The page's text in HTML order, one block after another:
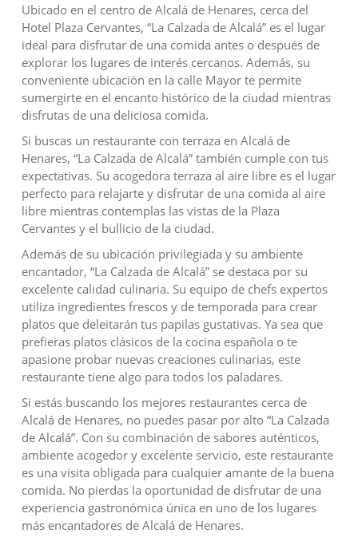
Ubicado en el centro de Alcalá de Henares, cerca del
Hotel Plaza Cervantes, “La Calzada de Alcalá” es el lugar
ideal para disfrutar de una comida antes o después de
explorar los lugares de interés cercanos. Además, su
conveniente ubicación en la calle Mayor te permite
sumergirte en el encanto histórico de la ciudad mientras
disfrutas de una deliciosa comida.
Si buscas un restaurante con terraza en Alcalá de
Henares, “La Calzada de Alcalá” también cumple con tus
expectativas. Su acogedora terraza al aire libre es el lugar
perfecto para relajarte y disfrutar de una comida al aire
libre mientras contemplas las vistas de la Plaza
Cervantes y el bullicio de la ciudad.
Además de su ubicación privilegiada y su ambiente
encantador, “La Calzada de Alcalá” se destaca por su
excelente calidad culinaria. Su equipo de chefs expertos
utiliza ingredientes frescos y de temporada para crear
platos que deleitarán tus papilas gustativas. Ya sea que
prefieras platos clásicos de la cocina española o te
apasione probar nuevas creaciones culinarias, este
restaurante tiene algo para todos los paladares.
Si estás buscando los mejores restaurantes cerca de
Alcalá de Henares, no puedes pasar por alto “La Calzada
de Alcalá”. Con su combinación de sabores auténticos,
ambiente acogedor y excelente servicio, este restaurante
es una visita obligada para cualquier amante de la buena
comida. No pierdas la oportunidad de disfrutar de una
experiencia gastronómica única en uno de los lugares
más encantadores de Alcalá de Henares.